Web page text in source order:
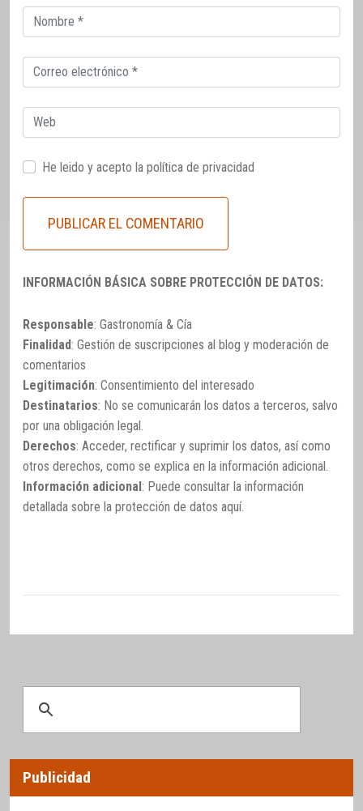
Correo
electrónico
Correo
electrónico
Web
He leido y acepto la política de privacidad
INFORMACIÓN BÁSICA SOBRE PROTECCIÓN DE DATOS:
Responsable: Gastronomía & Cía
Finalidad: Gestión de suscripciones al blog y moderación de
comentarios
Legitimación: Consentimiento del interesado
Destinatarios: No se comunicarán los datos a terceros, salvo
por una obligación legal.
Derechos: Acceder, rectificar y suprimir los datos, así como
otros derechos, como se explica en la información adicional.
Información adicional : Puede consultar la información
detallada sobre la protección de datos aquí.
Publicidad